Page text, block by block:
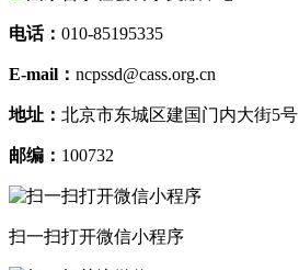
电话： 010-85195335
E-mail： ncpssd@cass.org.cn
地址： 北京市东城区建国门内大街5号
邮编： 100732
扫一扫打开微信小程序